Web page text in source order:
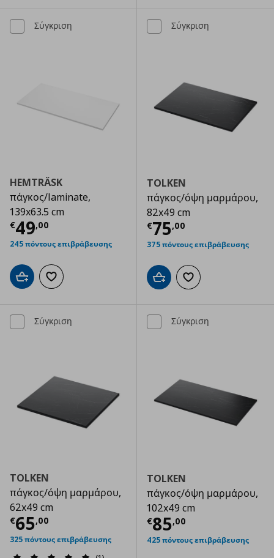
Σύγκριση
HEMTRÄSK
πάγκος/laminate,
139x63.5 cm
€49,00
Τρέχουσα τιμή € 49,00
245 πόντους επιβράβευσης
Προσθήκη στο καλάθι
Προσθήκη στα αγαπημένα
Σύγκριση
TOLKEN
πάγκος/όψη μαρμάρου,
82x49 cm
€75,00
Τρέχουσα
375 πόντους επιβράβευσης
Προσθήκη στο καλάθι
Προσθήκη στα
Σύγκριση
TOLKEN
πάγκος/όψη μαρμάρου,
62x49 cm
€65,00
Τρέχουσα τιμή € 65,00
325 πόντους επιβράβευσης
Σύγκριση
TOLKEN
πάγκος/όψη μαρμάρου,
102x49 cm
€85,00
Τρέχουσα
425 πόντους επιβράβευσης